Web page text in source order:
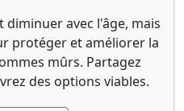
avec l'âge, mais
protéger et améliorer la
mûrs. Partagez
des options viables.